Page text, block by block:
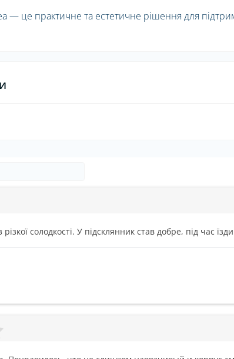
— це практичне та естетичне рішення для
солодкості. У підсклянник став добре, під час